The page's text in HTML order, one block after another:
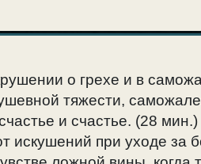
получить прощение
о грехе и в
тяжести,
и счастье. (28
искушений при уходе за